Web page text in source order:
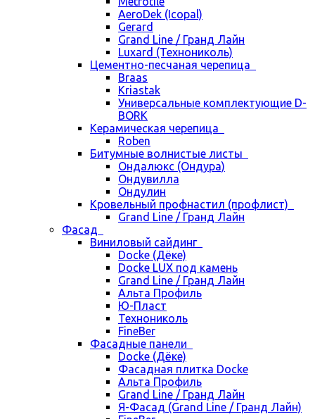
AeroDek (Icopal)
Gerard
Grand Line / Гранд Лайн
Luxard (Технониколь)
Цементно-песчаная черепица
Braas
Kriastak
Универсальные комплектующие D-
BORK
Керамическая черепица
Roben
Битумные волнистые листы
Ондалюкс (Ондура)
Ондувилла
Ондулин
Кровельный профнастил (профлист)
Grand Line / Гранд Лайн
Фасад
Виниловый сайдинг
Docke (Дёке)
Docke LUX под камень
Grand Line / Гранд Лайн
Альта Профиль
Ю-Пласт
Технониколь
FineBer
Фасадные панели
Docke (Дёке)
Фасадная плитка Docke
Альта Профиль
Grand Line / Гранд Лайн
Я-Фасад (Grand Line / Гранд Лайн)